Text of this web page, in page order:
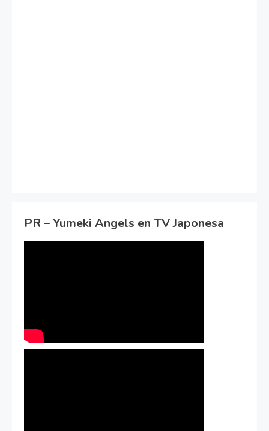
PR – Yumeki Angels en TV Japonesa